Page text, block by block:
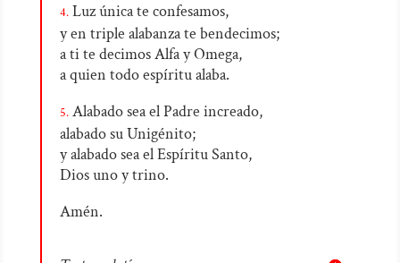
4.Luz única te confesamos,
y en triple alabanza te bendecimos;
a ti te decimos Alfa y Omega,
a quien todo espíritu alaba.
5.Alabado sea el Padre increado,
alabado su Unigénito;
y alabado sea el Espíritu Santo,
Dios uno y trino.
Amén.